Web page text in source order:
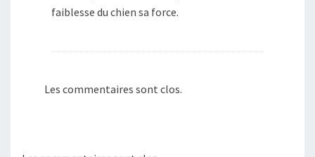
faiblesse du chien sa force.
Les commentaires sont clos.